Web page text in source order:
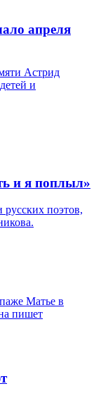
апреля
Астрид
и
и я поплыл»
поэтов,
Матье в
пишет